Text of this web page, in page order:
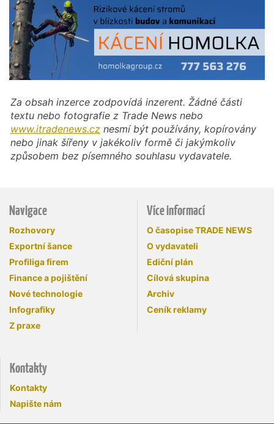
Za obsah inzerce zodpovídá inzerent. Žádné části
textu nebo fotografie z Trade News nebo
www.itradenews.cz nesmí být používány, kopírovány
nebo jinak šířeny v jakékoliv formě či jakýmkoliv
způsobem bez písemného souhlasu vydavatele.
Navigace
Rozhovory
Exportní šance
Profiliga firem
Finance a pojištění
Nové technologie
Infografiky
Z praxe
Více informací
O časopise TRADE NEWS
O vydavateli
Ediční plán
Cílová skupina
Archiv
Ceník reklamy
Kontakty
Kontakty
Napište nám